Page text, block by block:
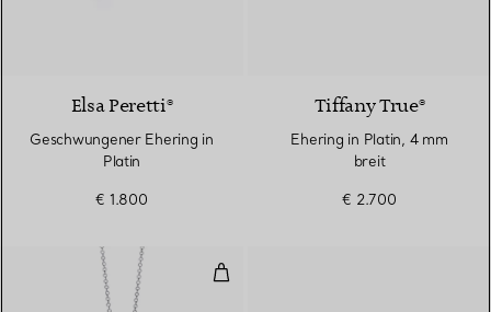
Elsa Peretti®
Geschwungener Ehering in
Platin
€ 1.800
Tiffany True®
Ehering in Platin, 4 mm
breit
€ 2.700
Kreuzanhänger